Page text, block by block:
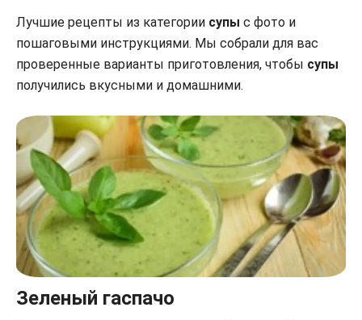
Лучшие рецепты из категории супы с фото и
пошаговыми инструкциями. Мы собрали для вас
проверенные варианты приготовления, чтобы супы
получились вкусными и домашними.
Зеленый гаспачо